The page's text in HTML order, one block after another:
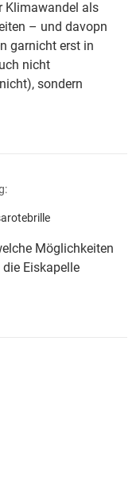
Klimawandel als
– und davopn
garnicht erst in
nicht
sondern
Möglichkeiten
Eiskapelle